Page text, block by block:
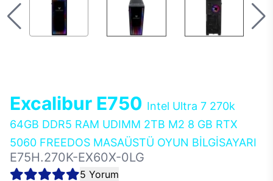
Excalibur E750 Intel Ultra 7 270k
64GB DDR5 RAM UDIMM 2TB M2 8 GB RTX
5060 FREEDOS MASAÜSTÜ OYUN BİLGİSAYARI
E75H.270K-EX60X-0LG
5 Yorum